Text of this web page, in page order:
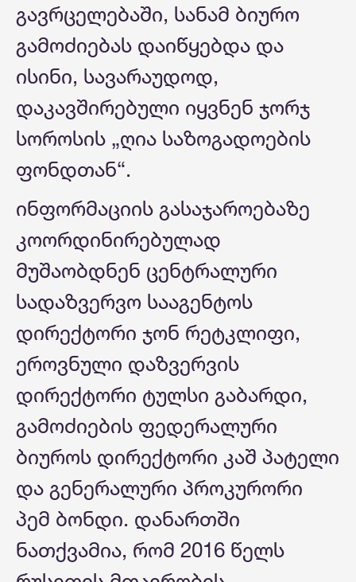
გავრცელებაში, სანამ ბიურო
გამოძიებას დაიწყებდა და
ისინი, სავარაუდოდ,
დაკავშირებული იყვნენ ჯორჯ
სოროსის „ღია საზოგადოების
ფონდთან“.
ინფორმაციის გასაჯაროებაზე
კოორდინირებულად
მუშაობდნენ ცენტრალური
სადაზვერვო სააგენტოს
დირექტორი ჯონ რეტკლიფი,
ეროვნული დაზვერვის
დირექტორი ტულსი გაბარდი,
გამოძიების ფედერალური
ბიუროს დირექტორი კაშ პატელი
და გენერალური პროკურორი
პემ ბონდი. დანართში
ნათქვამია, რომ 2016 წელს